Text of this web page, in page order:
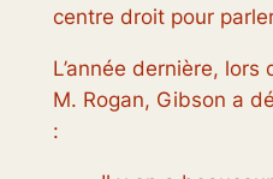
centre droit pour
L’année dernière, lors
M. Rogan, Gibson a
: